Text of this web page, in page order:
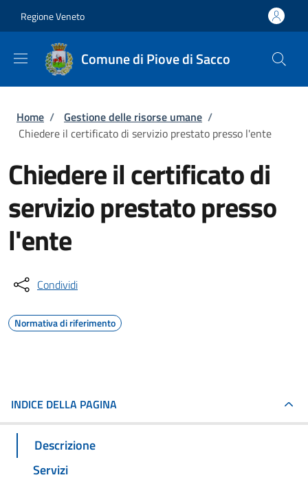
Regione Veneto
Comune di Piove di Sacco
Briciole di pane
Home / Gestione delle risorse umane /
Chiedere il certificato di servizio prestato presso l'ente
Chiedere il certificato di
servizio prestato presso
l'ente
Condividi
Normativa di riferimento
INDICE DELLA PAGINA
Descrizione
Servizi